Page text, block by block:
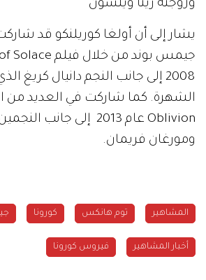
وزوجته ريتا ويلسون
يشار إلى أن أولغا كوريلنكو قد
جيمس بوند من خلال فيلم Solace
2008 إلى جانب النجم دانيال كريغ
الشهرة. كما شاركت في العديد من
Oblivion
عام 2013 إلى جانب
ومورغان فريمان.
المشاهير توم هانكس كورونا
أخبار المشاهير فيروس كورونا